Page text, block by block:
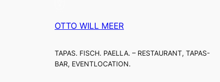
OTTO WILL MEER
TAPAS. FISCH. PAELLA. – RESTAURANT, TAPAS-
BAR, EVENTLOCATION.